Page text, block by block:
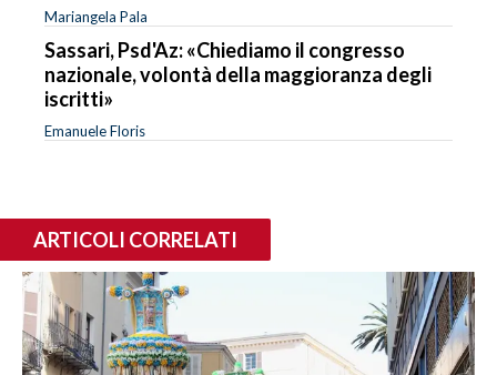
Mariangela Pala
Sassari, Psd'Az: «Chiediamo il congresso
nazionale, volontà della maggioranza degli
iscritti»
Emanuele Floris
ARTICOLI CORRELATI